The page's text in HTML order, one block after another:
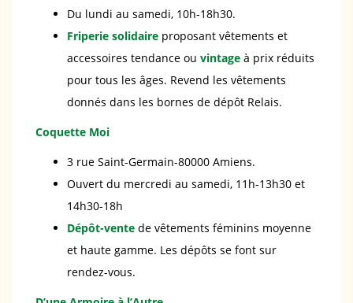
Du lundi au samedi, 10h-18h30.
Friperie solidaire proposant vêtements et
accessoires tendance ou vintage à prix réduits
pour tous les âges. Revend les vêtements
donnés dans les bornes de dépôt Relais.
Coquette Moi
3 rue Saint-Germain-80000 Amiens.
Ouvert du mercredi au samedi, 11h-13h30 et
14h30-18h
Dépôt-vente de vêtements féminins moyenne
et haute gamme. Les dépôts se font sur
rendez-vous.